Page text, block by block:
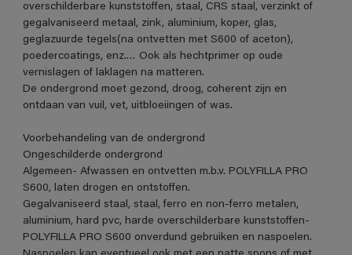
overschilderbare kunststoffen, staal, CRS staal, verzinkt of
gegalvaniseerd metaal, zink, aluminium, koper, glas,
geglazuurde tegels(na ontvetten met S600 of aceton),
poedercoatings, enz.… Ook als hechtprimer op oude
vernislagen of laklagen na matteren.
De ondergrond moet gezond, droog, coherent zijn en
ontdaan van vuil, vet, uitbloeiingen of was.
Voorbehandeling van de ondergrond
Ongeschilderde ondergrond
Algemeen- Afwassen en ontvetten m.b.v. POLYFILLA PRO
S600, laten drogen en ontstoffen.
Gegalvaniseerd staal, staal, ferro en non-ferro metalen,
aluminium, hard pvc, harde overschilderbare kunststoffen-
POLYFILLA PRO S600 onverdund gebruiken en naspoelen.